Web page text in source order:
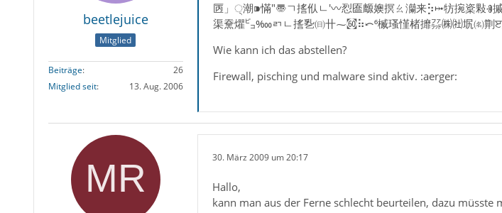
beetlejuice
Mitglied
Beiträge
26
Mitglied seit
13. Aug. 2006
㔷」੍潮⁍慲″〠ㄱ㨱㐺ㄴ′〰㤠匲䴨㜩㨠ㄠ灡来⡳⤠牥捥楶敤
渠䵡爠㌰‱ㄺㄴ㨱㐠㈰〹⁓㉍⠷⤺⁶楲瑵慬⁬楮攠㌲㈱㈳㘲㈴㔍ੲ
Wie kann ich das abstellen?
Firewall, pisching und malware sind aktiv. :aerger:
30. März 2009 um 20:17
Hallo,
kann man aus der Ferne schlecht beurteilen, dazu